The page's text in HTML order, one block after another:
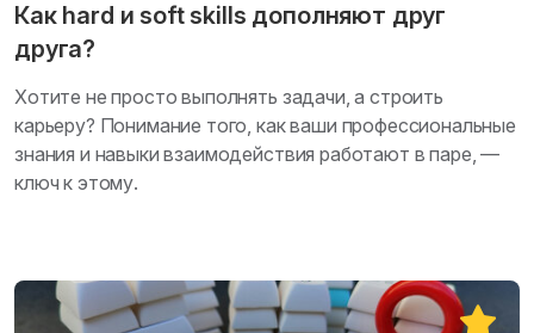
Как hard и soft skills дополняют друг
друга?
Хотите не просто выполнять задачи, а строить
карьеру? Понимание того, как ваши профессиональные
знания и навыки взаимодействия работают в паре, —
ключ к этому.